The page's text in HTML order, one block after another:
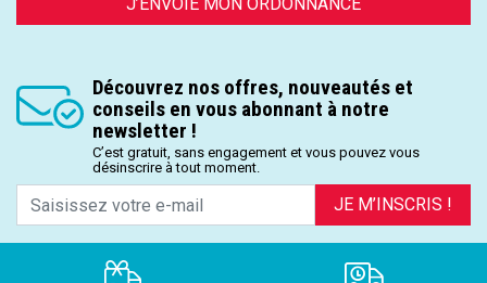
Découvrez nos offres, nouveautés et
conseils en vous abonnant à notre
newsletter !
C’est gratuit, sans engagement et vous pouvez vous
désinscrire à tout moment.
JE M’INSCRIS !